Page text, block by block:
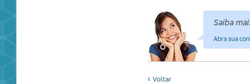
Saiba
Abra sua
Voltar